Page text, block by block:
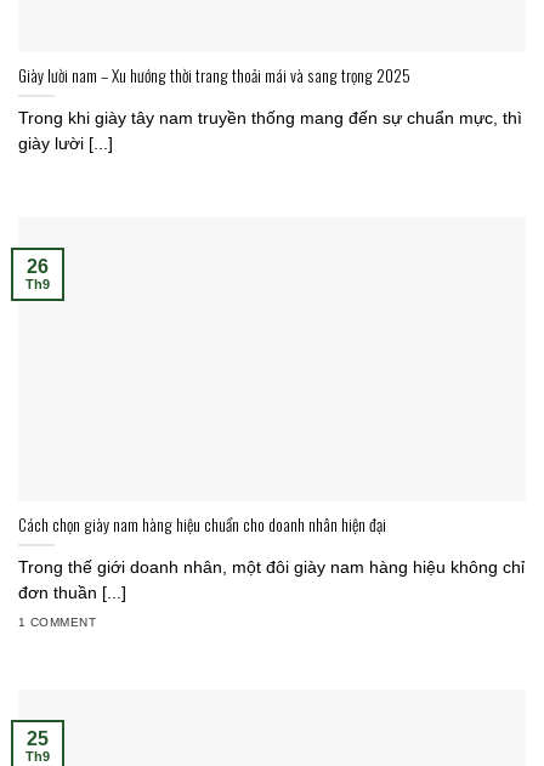
Giày lười nam – Xu hướng thời trang thoải mái và sang trọng 2025
Trong khi giày tây nam truyền thống mang đến sự chuẩn mực, thì
giày lười [...]
Cách chọn giày nam hàng hiệu chuẩn cho doanh nhân hiện đại
Trong thế giới doanh nhân, một đôi giày nam hàng hiệu không chỉ
đơn thuần [...]
1 COMMENT
26
Th9
25
Th9